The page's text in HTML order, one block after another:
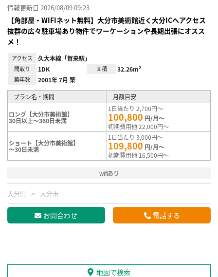
情報更新日 2026/08/09 09:23
【角部屋・WIFIネット無料】大分市美術館近く大分ICへアクセス
抜群の広々駐車場あり物件でワーケーションや長期出張にオスス
メ！
アクセス 久大本線「賀来駅」
間取り 1DK 面積 32.26m²
築年数 2001年 7月 築
プラン名・期間 月額目安
ロング【大分市美術館】
30日以上～360日未満
1日当たり 2,700円～
100,800 円/月～
初期費用他 22,000円～
ショート【大分市美術館】
～30日未満
1日当たり 3,000円～
109,800 円/月～
初期費用他 16,500円～
wifiあり
大分県 大分市
お問合わせ 電話する
地図で検索